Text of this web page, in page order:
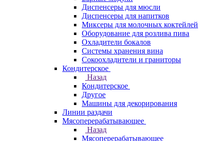
Диспенсеры для мюсли
Диспенсеры для напитков
Миксеры для молочных коктейлей
Оборудование для розлива пива
Охладители бокалов
Системы хранения вина
Сокоохладители и граниторы
Кондитерское
Назад
Кондитерское
Другое
Машины для декорирования
Линии раздачи
Мясоперерабатывающее
Назад
Мясоперерабатывающее